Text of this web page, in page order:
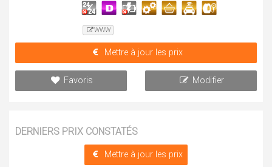
WWW
Mettre à jour les prix
Favoris Modifier
DERNIERS PRIX CONSTATÉS
Mettre à jour les prix